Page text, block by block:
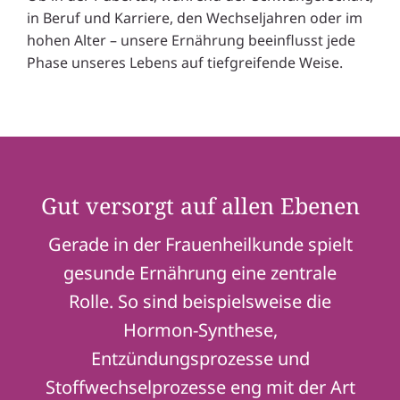
in Beruf und Karriere, den Wechseljahren oder im
hohen Alter – unsere Ernährung beeinflusst jede
Phase unseres Lebens auf tiefgreifende Weise.
Gut versorgt auf allen Ebenen
Gerade in der Frauenheilkunde spielt
gesunde Ernährung eine zentrale
Rolle. So sind beispielsweise die
Hormon-Synthese,
Entzündungsprozesse und
Stoffwechselprozesse eng mit der Art